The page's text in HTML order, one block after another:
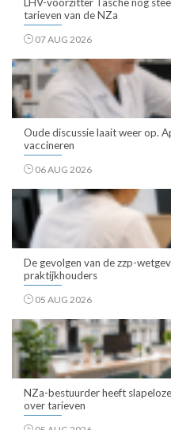
tarieven van de NZa
07 AUG 2026
Oude discussie laait weer op.
vaccineren
06 AUG 2026
De gevolgen van de zzp-
praktijkhouders
05 AUG 2026
NZa-bestuurder heeft
over tarieven